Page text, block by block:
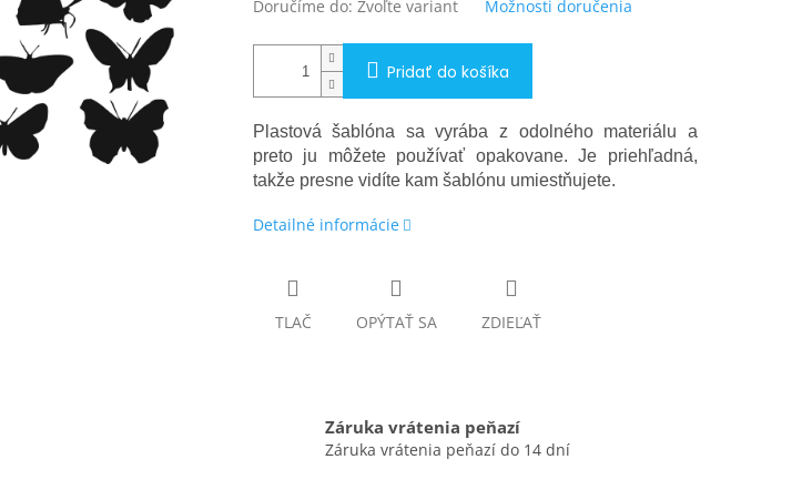
Doručíme do: Zvoľte variant Možnosti doručenia
Pridať do košíka
Plastová šablóna sa vyrába z odolného materiálu a
preto ju môžete používať opakovane. Je priehľadná,
takže presne vidíte kam šablónu umiestňujete.
Detailné informácie
TLAČ OPÝTAŤ SA ZDIEĽAŤ
Záruka vrátenia peňazí
Záruka vrátenia peňazí do 14 dní